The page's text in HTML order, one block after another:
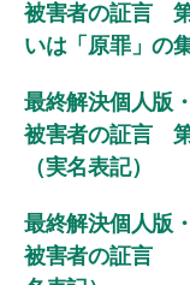
被害者の証言
いは「原罪」の
最終解決個人
被害者の証言
（実名表記）
最終解決個人
被害者の証言